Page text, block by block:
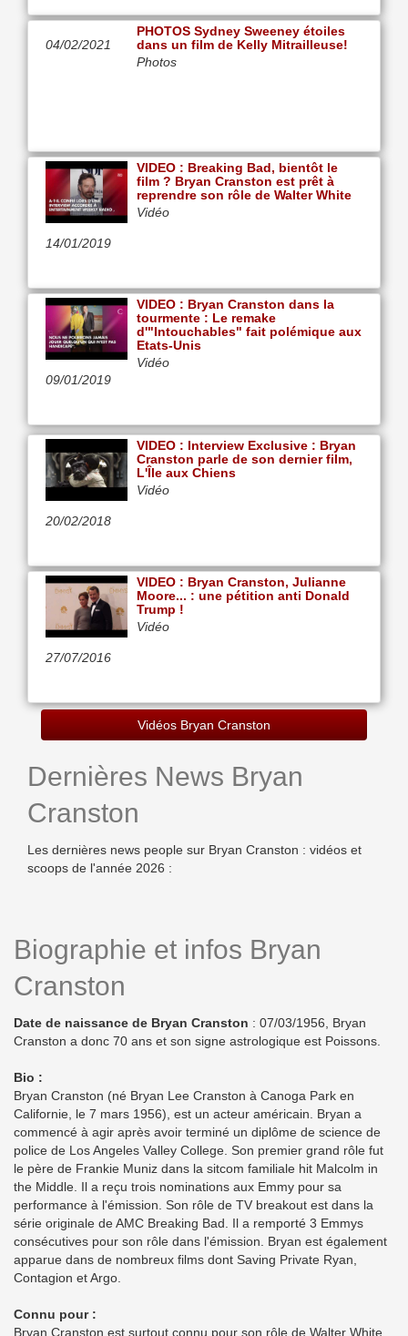
04/02/2021
PHOTOS Sydney Sweeney étoiles
dans un film de Kelly Mitrailleuse!
Photos
14/01/2019
VIDEO : Breaking Bad, bientôt le
film ? Bryan Cranston est prêt à
reprendre son rôle de Walter White
Vidéo
09/01/2019
VIDEO : Bryan Cranston dans la
tourmente : Le remake
d'"Intouchables" fait polémique aux
Etats-Unis
Vidéo
20/02/2018
VIDEO : Interview Exclusive : Bryan
Cranston parle de son dernier film,
L'Île aux Chiens
Vidéo
27/07/2016
VIDEO : Bryan Cranston, Julianne
Moore... : une pétition anti Donald
Trump !
Vidéo
Vidéos Bryan Cranston
Dernières News Bryan
Cranston
Les dernières news people sur Bryan Cranston : vidéos et
scoops de l'année 2026 :
Biographie et infos Bryan
Cranston
Date de naissance de Bryan Cranston : 07/03/1956, Bryan
Cranston a donc 70 ans et son signe astrologique est Poissons.
Bio :
Bryan Cranston (né Bryan Lee Cranston à Canoga Park en
Californie, le 7 mars 1956), est un acteur américain. Bryan a
commencé à agir après avoir terminé un diplôme de science de
police de Los Angeles Valley College. Son premier grand rôle fut
le père de Frankie Muniz dans la sitcom familiale hit Malcolm in
the Middle. Il a reçu trois nominations aux Emmy pour sa
performance à l'émission. Son rôle de TV breakout est dans la
série originale de AMC Breaking Bad. Il a remporté 3 Emmys
consécutives pour son rôle dans l'émission. Bryan est également
apparue dans de nombreux films dont Saving Private Ryan,
Contagion et Argo.
Connu pour :
Bryan Cranston est surtout connu pour son rôle de Walter White,